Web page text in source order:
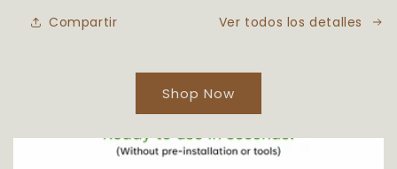
Compartir Ver todos los detalles
Shop Now